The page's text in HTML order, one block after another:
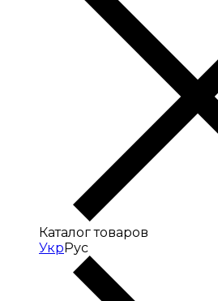
Каталог товаров
УкрРус